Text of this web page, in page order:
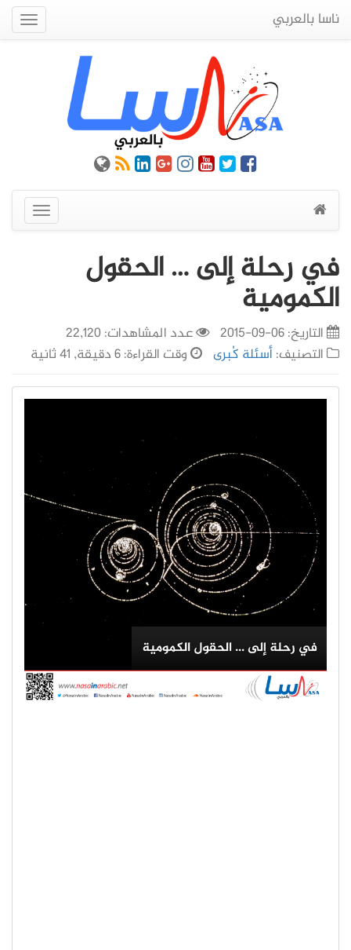
ناسا بالعربي
عرض
القائمة
في رحلة إلى … الحقول
الكمومية
التاريخ:06-09-2015
عدد المشاهدات: 22,120
التصنيف:أسئلة كُبرى وقت القراءة: 6 دقيقة, 41 ثانية